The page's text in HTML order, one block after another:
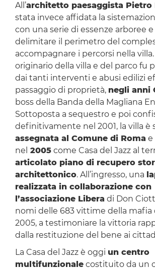
All’architetto paesaggista Pietro
stata invece affidata la
con una serie di essenze arboree
delimitare il perimetro del
accompagnare i percorsi nella villa.
originario della villa e del parco fu
dai tanti interventi e abusi edilizi
passaggio di proprietà, negli anni
boss della Banda della Magliana
Sottoposta a sequestro e poi
definitivamente nel 2001, la villa è
assegnata al Comune di Roma e
nel 2005come Casa del Jazz al
articolato piano di recupero
architettonico. All’ingresso, una
realizzata in collaborazione con
l’associazione Libera di Don
nomi delle 683 vittime della mafia
2005, a testimoniare la vittoria
dalla restituzione del bene ai
La Casa del Jazz è oggi un centro
multifunzionalecostituito da un